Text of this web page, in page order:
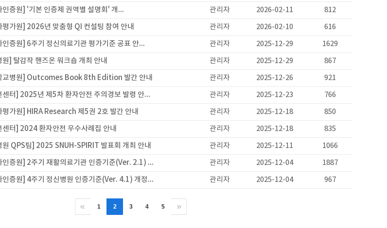
인증원] '기본 인증제 권역별 설명회' 개... 관리자 2026-02-11 812
평가원] 2026년 맞춤형 QI 컨설팅 참여 안내 관리자 2026-02-10 616
인증원] 6주기 정신의료기관 평가기준 공표 안... 관리자 2025-12-29 1629
원] 탈감작 핸즈온 워크숍 개최 안내 관리자 2025-12-29 867
교병원] Outcomes Book 8th Edition 발간 안내 관리자 2025-12-26 921
센터] 2025년 제5차 환자안전 주의경보 발령 안... 관리자 2025-12-23 766
평가원] HIRA Research 제5권 2호 발간 안내 관리자 2025-12-18 850
센터] 2024 환자안전 우수사례집 안내 관리자 2025-12-18 835
원 QPS팀] 2025 SNUH-SPIRIT 발표회 개최 안내 관리자 2025-12-11 1066
인증원] 2주기 재활의료기관 인증기준(Ver. 2.1) ... 관리자 2025-12-04 1887
인증원] 4주기 정신병원 인증기준(Ver. 4.1) 개정... 관리자 2025-12-04 967
1 2 3 4 5